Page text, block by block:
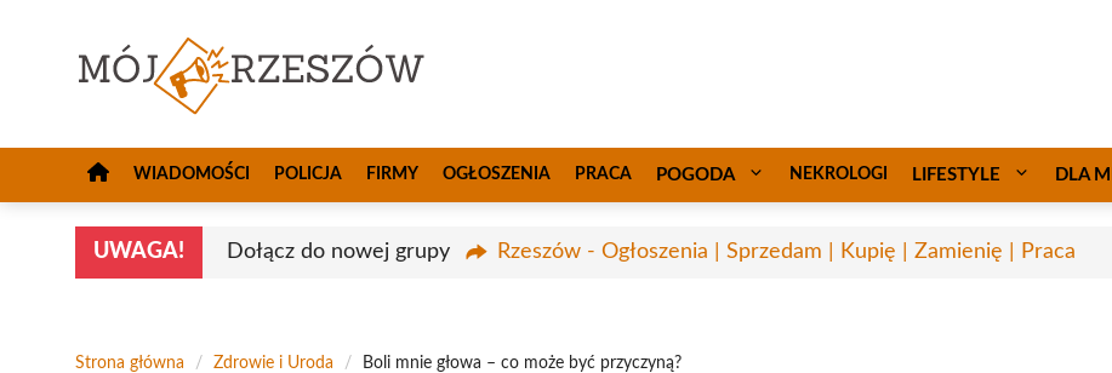
WIADOMOŚCI POLICJA FIRMY OGŁOSZENIA PRACA POGODA NEKROLOGI LIFESTYLE DLA
UWAGA! Dołącz do nowej grupy Rzeszów - Ogłoszenia | Sprzedam | Kupię | Zamienię | Praca
Strona główna / Zdrowie i Uroda / Boli mnie głowa – co może być przyczyną?